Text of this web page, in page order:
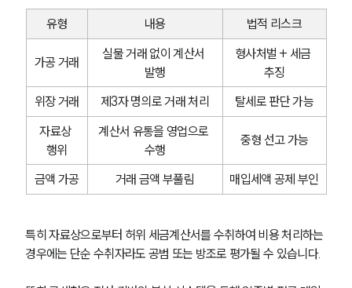
유형 내용 법적 리스크
가공 거래
실물 거래 없이 계산서
발행
형사처벌 + 세금
추징
위장 거래
제3자 명의로 거래 처리
탈세로 판단 가능
자료상
행위
계산서 유통을 영업으로
수행
중형 선고 가능
금액 가공 거래 금액 부풀림 매입세액 공제 부인
특히 자료상으로부터 허위 세금계산서를 수취하여 비용 처리하는
경우에는 단순 수취자라도 공범 또는 방조로 평가될 수 있습니다.